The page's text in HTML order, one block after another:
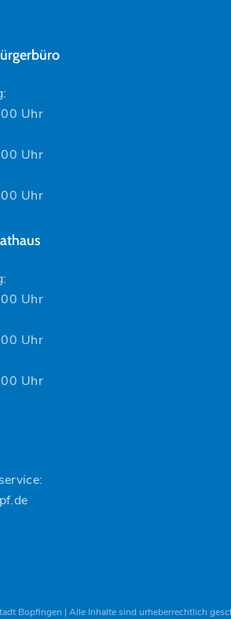
Uhr
Uhr
Uhr
Uhr
Uhr
Uhr
Bopfingen | Alle Inhalte sind urheberrechtlich